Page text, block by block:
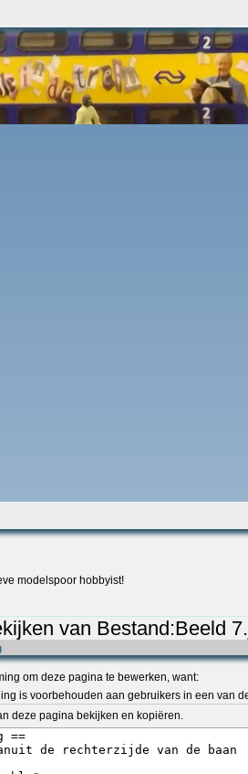
modelspoor hobbyist!
van Bestand:Beeld
om deze pagina te bewerken, want:
is voorbehouden aan gebruikers in een van
deze pagina bekijken en kopiëren.